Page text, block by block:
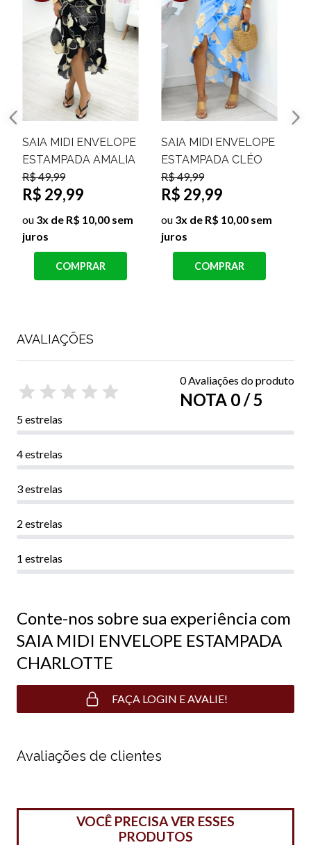
SAIA MIDI ENVELOPE
ESTAMPADA CLÉO
R$ 49,99
R$ 29,99
ou3x de R$ 10,00 sem
juros
COMPRAR
SAIA MIDI ENVELOPE
ESTAMPADA DALYLA
R$ 49,99
R$ 29,99
ou3x de R$ 10,00 sem
juros
COMPRAR
AVALIAÇÕES
0 Avaliações do produto
NOTA 0 / 5
5 estrelas
4 estrelas
3 estrelas
2 estrelas
1 estrelas
Conte-nos sobre sua experiência com
SAIA MIDI ENVELOPE ESTAMPADA
CHARLOTTE
FAÇA LOGIN E AVALIE!
Avaliações de clientes
VOCÊ PRECISA VER ESSES
PRODUTOS